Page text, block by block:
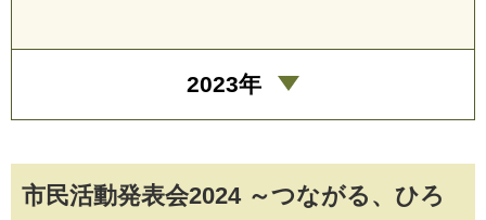
市民活動発表会2024 ～つながる、ひろ
2023年